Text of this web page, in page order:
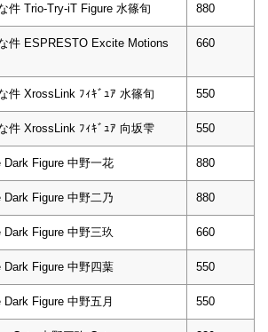
件 Trio-Try-iT Figure 水篠旬 880
件 ESPRESTO Excite Motions
660
件 XrossLink ﾌｨｷﾞｭｱ 水篠旬 550
件 XrossLink ﾌｨｷﾞｭｱ 向坂雫 550
Figure 中野一花 880
Figure 中野二乃 880
Figure 中野三玖 660
Figure 中野四葉 550
Figure 中野五月 550